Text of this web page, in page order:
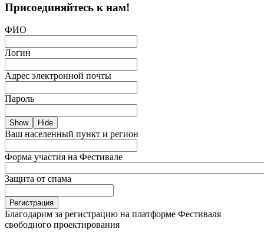
Присоединяйтесь к нам!
ФИО
Логин
Адрес электронной почты
Пароль
Show Hide
Ваш населенный пункт и регион
Форма участия на Фестивале
Защита от спама
Благодарим за регистрацию на платформе Фестиваля
свободного проектирования